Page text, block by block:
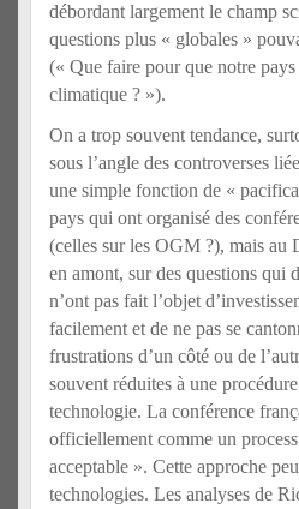
débordant largement le champ
questions plus « globales »
(« Que faire pour que notre
climatique ? »).
On a trop souvent tendance,
sous l’angle des controverses
une simple fonction de «
pays qui ont organisé des
(celles sur les OGM ?), mais au
en amont, sur des questions qui
n’ont pas fait l’objet
facilement et de ne pas se
frustrations d’un côté ou de
souvent réduites à une
technologie. La conférence
officiellement comme un
acceptable ». Cette approche
technologies. Les analyses de